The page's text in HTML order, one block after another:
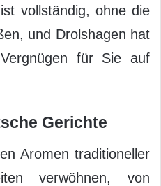
vollständig, ohne die
und Drolshagen hat
für Sie auf
Gerichte
Aromen traditioneller
verwöhnen, von